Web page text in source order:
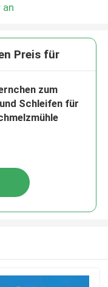
an
Preis für
zum
Schleifen für